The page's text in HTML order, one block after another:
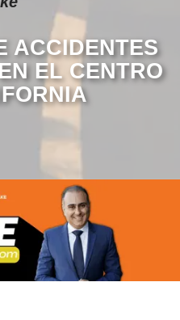
ACCIDENTES
EL CENTRO